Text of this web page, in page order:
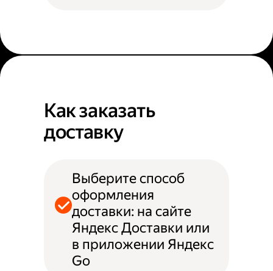
Как заказать
доставку
Выберите способ
оформления
доставки: на сайте
Яндекс Доставки или
в приложении Яндекс
Go